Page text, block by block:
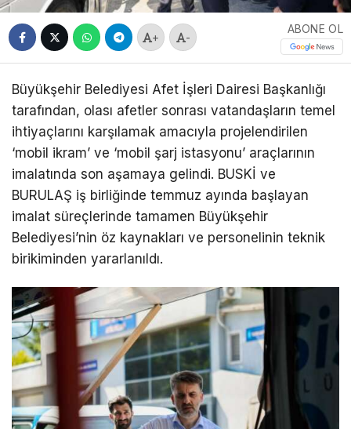
+ -
ABONE OL
Büyükşehir Belediyesi Afet İşleri Dairesi Başkanlığı
tarafından, olası afetler sonrası vatandaşların temel
ihtiyaçlarını karşılamak amacıyla projelendirilen
‘mobil ikram’ ve ‘mobil şarj istasyonu’ araçlarının
imalatında son aşamaya gelindi. BUSKİ ve
BURULAŞ iş birliğinde temmuz ayında başlayan
imalat süreçlerinde tamamen Büyükşehir
Belediyesi’nin öz kaynakları ve personelinin teknik
birikiminden yararlanıldı.